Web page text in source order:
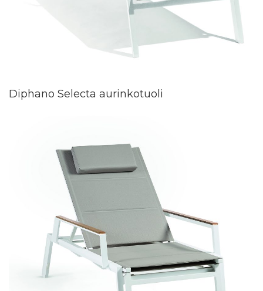
Diphano Selecta aurinkotuoli